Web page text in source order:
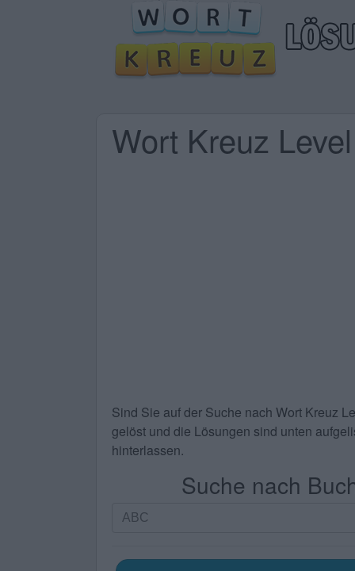
Wort Kreuz
Sind Sie auf der Suche nach Wort Kreuz
gelöst und die Lösungen sind unten
hinterlassen.
Suche nach
Suche